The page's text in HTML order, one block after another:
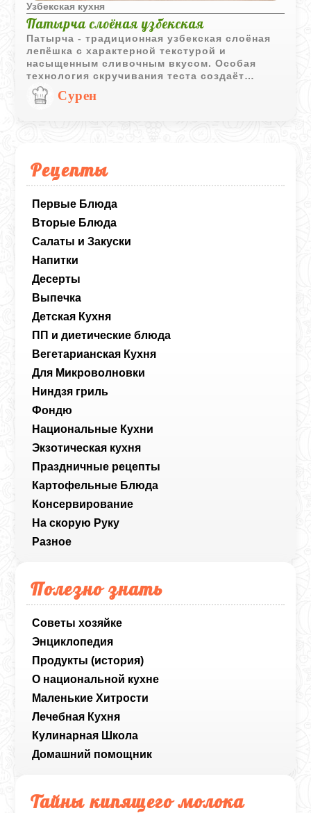
Рецепты
Первые Блюда
Вторые Блюда
Салаты и Закуски
Напитки
Десерты
Выпечка
Детская Кухня
ПП и диетические блюда
Вегетарианская Кухня
Для Микроволновки
Ниндзя гриль
Фондю
Национальные Кухни
Экзотическая кухня
Праздничные рецепты
Картофельные Блюда
Консервирование
На скорую Руку
Разное
Полезно знать
Советы хозяйке
Энциклопедия
Продукты (история)
О национальной кухне
Маленькие Хитрости
Лечебная Кухня
Кулинарная Школа
Домашний помощник
Тайны кипящего молока
Узбекская кухня
Патырча слоёная узбекская
Патырча - традиционная узбекская слоёная
лепёшка с характерной текстурой и
насыщенным сливочным вкусом. Особая
технология скручивания теста создаёт
множество тонких слоёв, благодаря которым
выпечка получается ароматной и аппетитной.
Сурен